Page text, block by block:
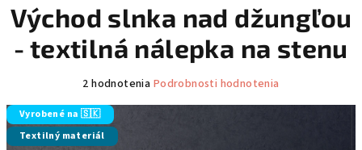
obsah
košík
Východ slnka nad džungľou
- textilná nálepka na stenu
produktu
je
2 hodnotenia Podrobnosti hodnotenia
Vyrobené na 🇸🇰
Textilný materiál